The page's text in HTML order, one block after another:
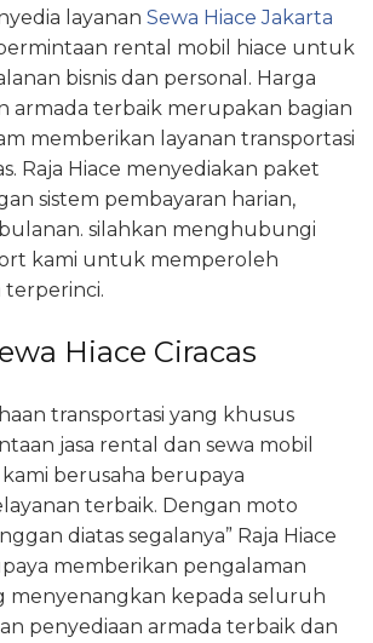
layanan Sewa Hiace Jakarta
rental mobil hiace untuk
bisnis dan personal. Harga
armada terbaik merupakan bagian
memberikan layanan transportasi
Raja Hiace menyediakan paket
sistem pembayaran harian,
silahkan menghubungi
kami untuk memperoleh
terperinci.
Hiace Ciracas
transportasi yang khusus
jasa rental dan sewa mobil
kami berusaha berupaya
terbaik. Dengan moto
diatas segalanya” Raja Hiace
memberikan pengalaman
menyenangkan kepada seluruh
penyediaan armada terbaik dan